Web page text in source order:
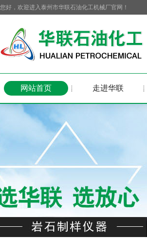
您好，欢迎进入泰州市华联石油化工机械厂官网！
网站首页 走进华联